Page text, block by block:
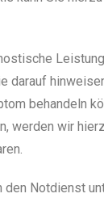
darauf
behandeln
werden wir
den Notdienst